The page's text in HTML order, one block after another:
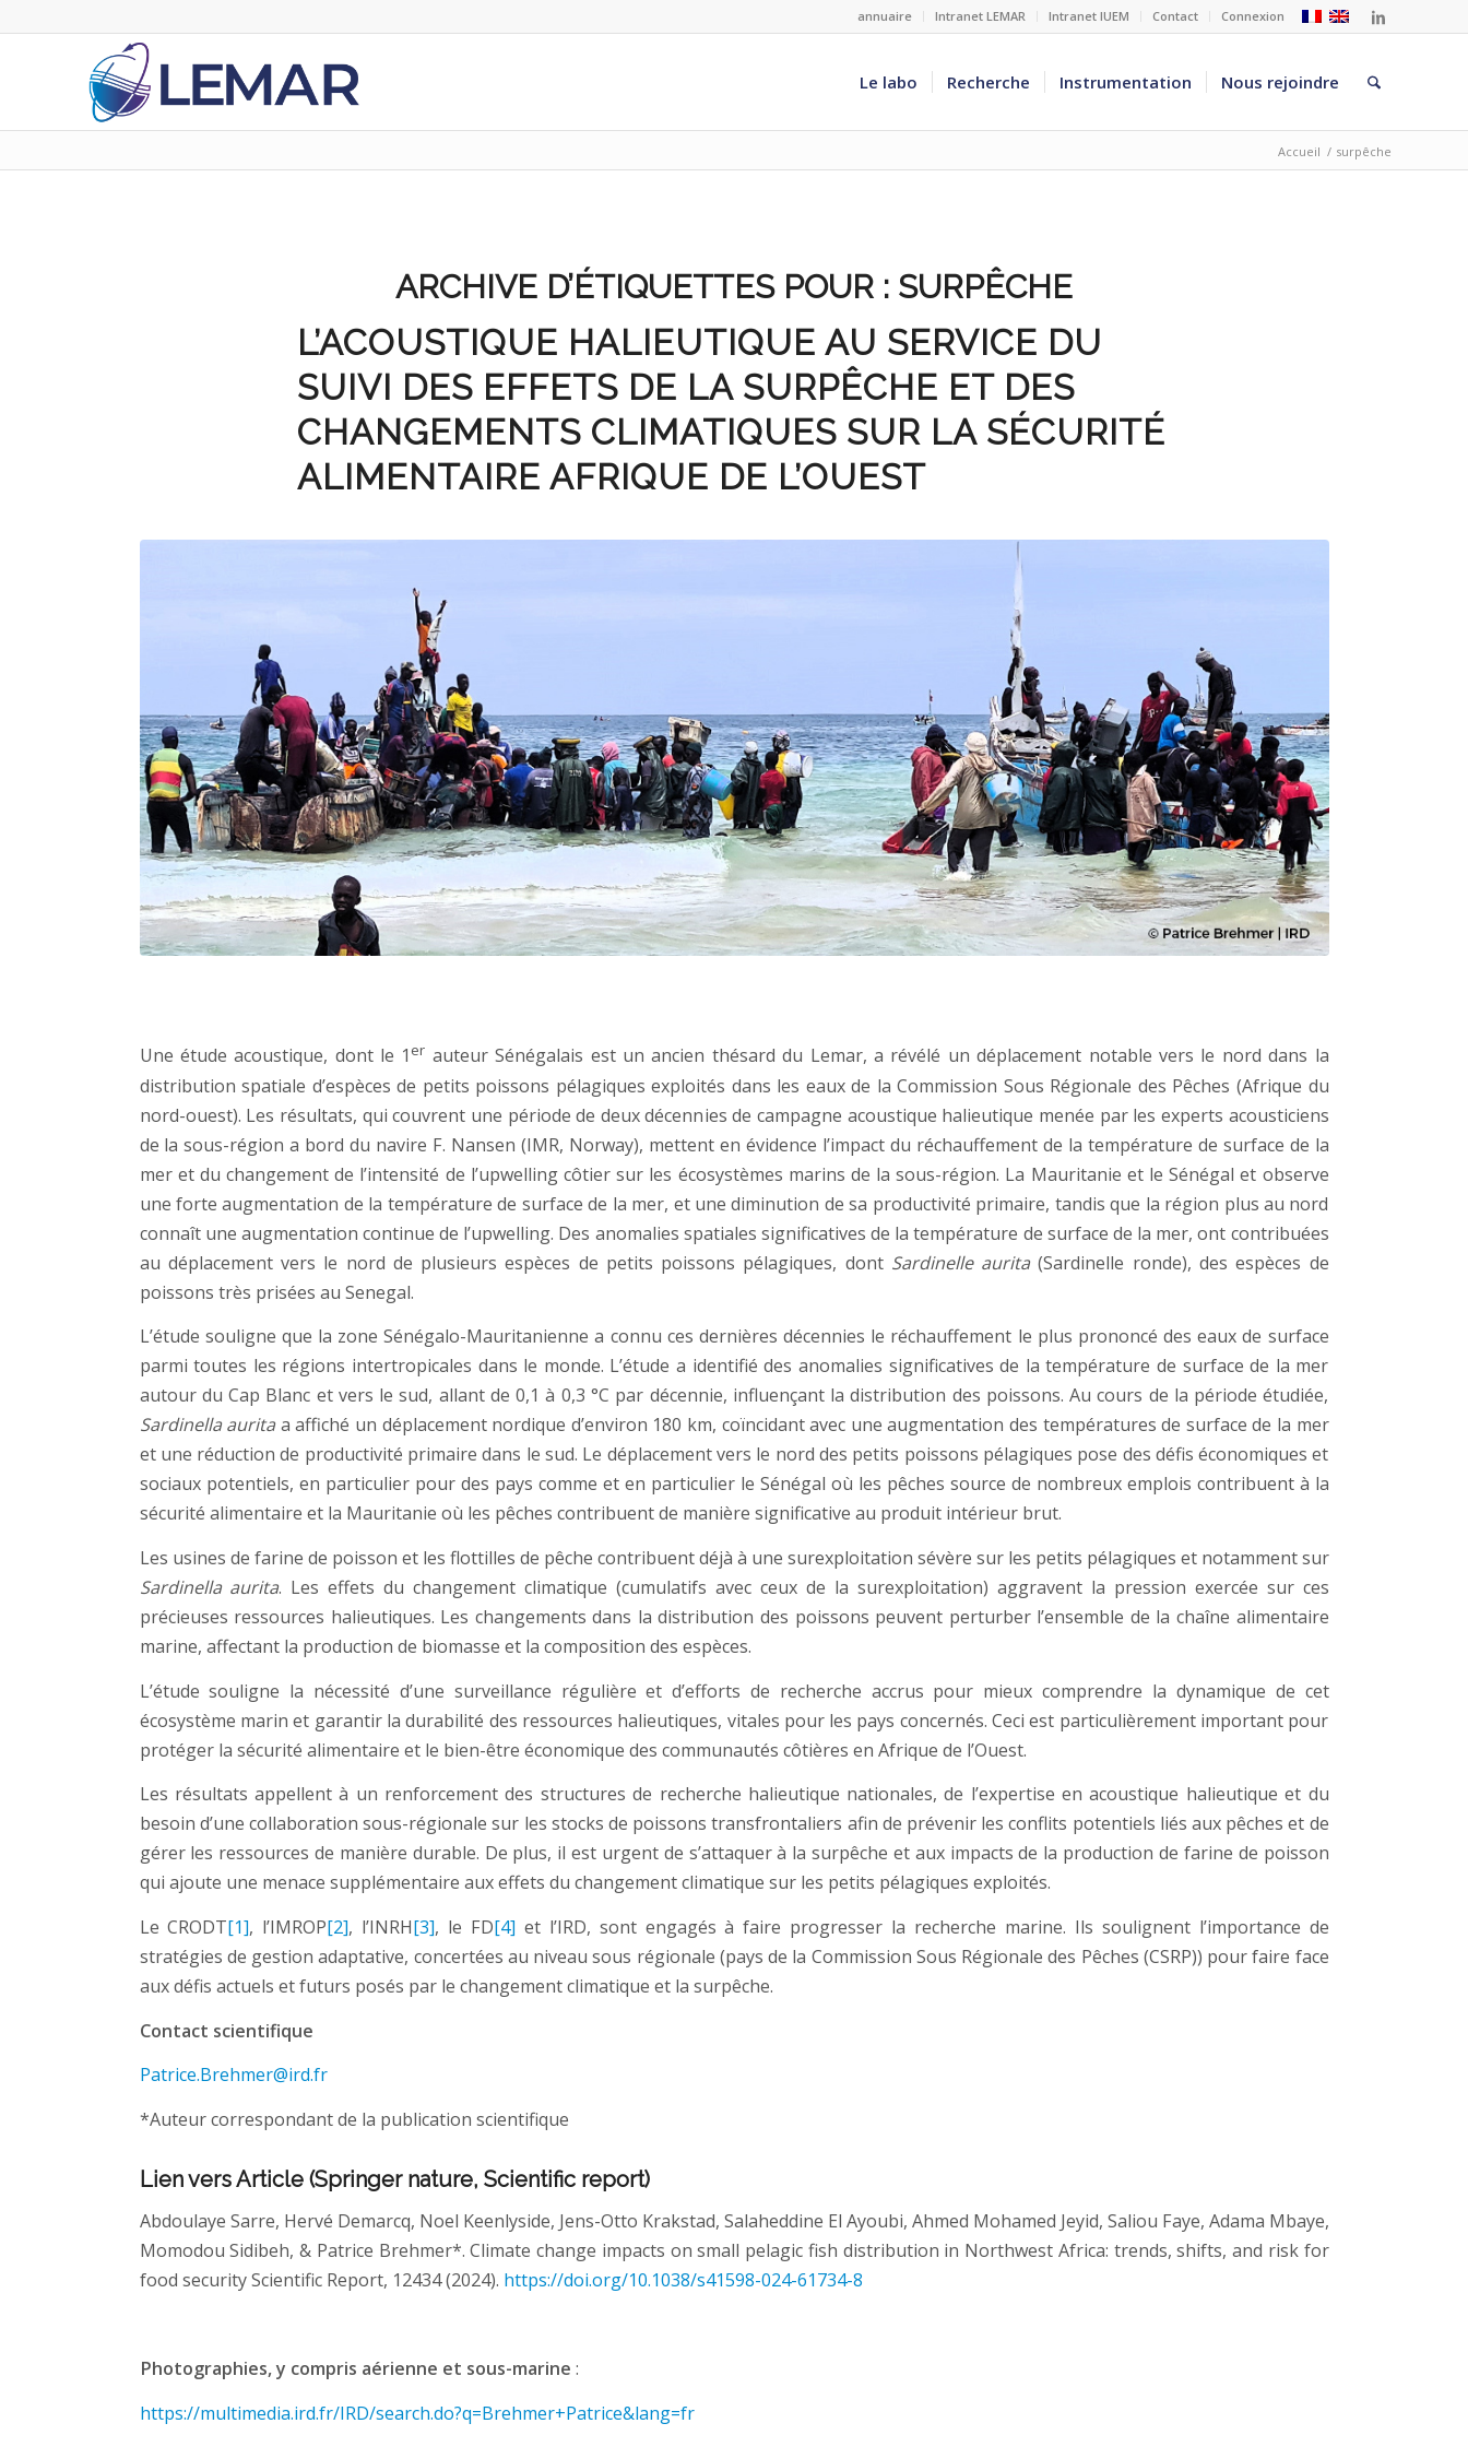
annuaire Intranet LEMAR Intranet IUEM Contact Connexion
Le labo Recherche Instrumentation Nous rejoindre
Accueil / surpêche
ARCHIVE D’ÉTIQUETTES POUR : SURPÊCHE
L’ACOUSTIQUE HALIEUTIQUE AU SERVICE DU
SUIVI DES EFFETS DE LA SURPÊCHE ET DES
CHANGEMENTS CLIMATIQUES SUR LA SÉCURITÉ
ALIMENTAIRE AFRIQUE DE L’OUEST
Une étude acoustique, dont le 1 er auteur Sénégalais est un ancien thésard du Lemar, a révélé un déplacement notable vers le nord dans la
distribution spatiale d’espèces de petits poissons pélagiques exploités dans les eaux de la Commission Sous Régionale des Pêches (Afrique du
nord-ouest). Les résultats, qui couvrent une période de deux décennies de campagne acoustique halieutique menée par les experts acousticiens
de la sous-région a bord du navire F. Nansen (IMR, Norway), mettent en évidence l’impact du réchauffement de la température de surface de la
mer et du changement de l’intensité de l’upwelling côtier sur les écosystèmes marins de la sous-région. La Mauritanie et le Sénégal et observe
une forte augmentation de la température de surface de la mer, et une diminution de sa productivité primaire, tandis que la région plus au nord
connaît une augmentation continue de l’upwelling. Des anomalies spatiales significatives de la température de surface de la mer, ont contribuées
au déplacement vers le nord de plusieurs espèces de petits poissons pélagiques, dont Sardinelle aurita(Sardinelle ronde), des espèces de
poissons très prisées au Senegal.
L’étude souligne que la zone Sénégalo-Mauritanienne a connu ces dernières décennies le réchauffement le plus prononcé des eaux de surface
parmi toutes les régions intertropicales dans le monde. L’étude a identifié des anomalies significatives de la température de surface de la mer
autour du Cap Blanc et vers le sud, allant de 0,1 à 0,3 °C par décennie, influençant la distribution des poissons. Au cours de la période étudiée,
Sardinella auritaa affiché un déplacement nordique d’environ 180 km, coïncidant avec une augmentation des températures de surface de la mer
et une réduction de productivité primaire dans le sud. Le déplacement vers le nord des petits poissons pélagiques pose des défis économiques et
sociaux potentiels, en particulier pour des pays comme et en particulier le Sénégal où les pêches source de nombreux emplois contribuent à la
sécurité alimentaire et la Mauritanie où les pêches contribuent de manière significative au produit intérieur brut.
Les usines de farine de poisson et les flottilles de pêche contribuent déjà à une surexploitation sévère sur les petits pélagiques et notamment sur
Sardinella aurita. Les effets du changement climatique (cumulatifs avec ceux de la surexploitation) aggravent la pression exercée sur ces
précieuses ressources halieutiques. Les changements dans la distribution des poissons peuvent perturber l’ensemble de la chaîne alimentaire
marine, affectant la production de biomasse et la composition des espèces.
L’étude souligne la nécessité d’une surveillance régulière et d’efforts de recherche accrus pour mieux comprendre la dynamique de cet
écosystème marin et garantir la durabilité des ressources halieutiques, vitales pour les pays concernés. Ceci est particulièrement important pour
protéger la sécurité alimentaire et le bien-être économique des communautés côtières en Afrique de l’Ouest.
Les résultats appellent à un renforcement des structures de recherche halieutique nationales, de l’expertise en acoustique halieutique et du
besoin d’une collaboration sous-régionale sur les stocks de poissons transfrontaliers afin de prévenir les conflits potentiels liés aux pêches et de
gérer les ressources de manière durable. De plus, il est urgent de s’attaquer à la surpêche et aux impacts de la production de farine de poisson
qui ajoute une menace supplémentaire aux effets du changement climatique sur les petits pélagiques exploités.
Le CRODT[1], l’IMROP[2], l’INRH[3], le FD[4] et l’IRD, sont engagés à faire progresser la recherche marine. Ils soulignent l’importance de
stratégies de gestion adaptative, concertées au niveau sous régionale (pays de la Commission Sous Régionale des Pêches (CSRP)) pour faire face
aux défis actuels et futurs posés par le changement climatique et la surpêche.
Contact scientifique
Patrice.Brehmer@ird.fr
*Auteur correspondant de la publication scientifique
Lien vers Article (Springer nature, Scientific report)
Abdoulaye Sarre, Hervé Demarcq, Noel Keenlyside, Jens-Otto Krakstad, Salaheddine El Ayoubi, Ahmed Mohamed Jeyid, Saliou Faye, Adama Mbaye,
Momodou Sidibeh, & Patrice Brehmer*. Climate change impacts on small pelagic fish distribution in Northwest Africa: trends, shifts, and risk for
food security Scientific Report, 12434 (2024). https://doi.org/10.1038/s41598-024-61734-8
Photographies, y compris aérienne et sous-marine :
https://multimedia.ird.fr/IRD/search.do?q=Brehmer+Patrice&lang=fr